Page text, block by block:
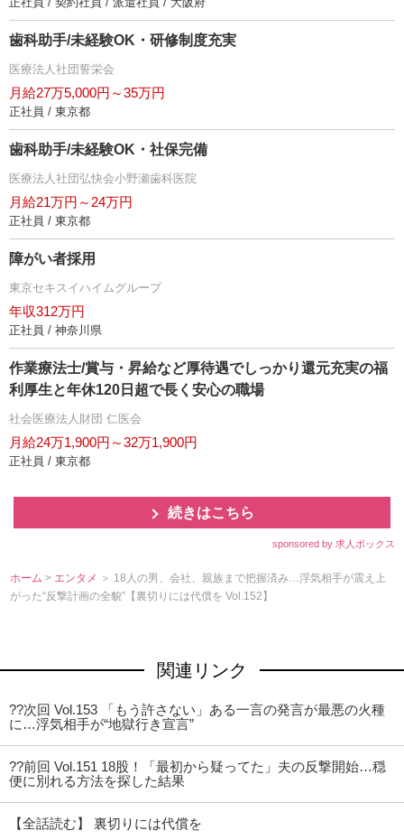
歯科助手/未経験OK・研修制度充実
医療法人社団誓栄会
月給27万5,000円～35万円
正社員 / 東京都
歯科助手/未経験OK・社保完備
医療法人社団弘快会小野瀬歯科医院
月給21万円～24万円
正社員 / 東京都
障がい者採用
東京セキスイハイムグループ
年収312万円
正社員 / 神奈川県
作業療法士/賞与・昇給など厚待遇でしっかり還元充実の福
利厚生と年休120日超で長く安心の職場
社会医療法人財団 仁医会
月給24万1,900円～32万1,900円
正社員 / 東京都
続きはこちら
sponsored by 求人ボックス
ホーム > エンタメ ＞ 18人の男、会社、親族まで把握済み…浮気相手が震え上
がった“反撃計画の全貌”【裏切りには代償を Vol.152】
関連リンク
??次回 Vol.153 「もう許さない」ある一言の発言が最悪の火種
に…浮気相手が“地獄行き宣言”
??前回 Vol.151 18股！「最初から疑ってた」夫の反撃開始…穏
便に別れる方法を探した結果
【全話読む】 裏切りには代償を